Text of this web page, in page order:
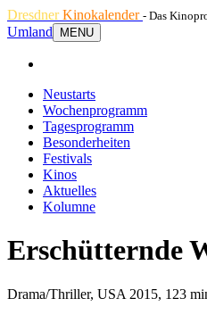
DresdnerKinokalender - Das
Umland
MENU
Neustarts
Wochenprogramm
Tagesprogramm
Besonderheiten
Festivals
Kinos
Aktuelles
Kolumne
Erschütternde
Drama/Thriller, USA 2015, 123